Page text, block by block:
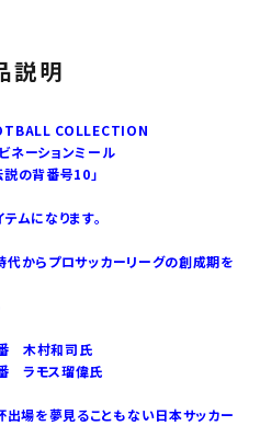
説明
COLLECTION
ネーションミール
の背番号10」
ムになります。
代からプロサッカーリーグの創成期を
番 木村和司氏
ラモス瑠偉氏
出場を夢見ることもない日本サッカー